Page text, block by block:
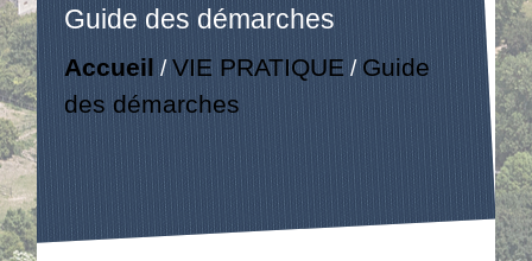
Guide des démarches
Accueil /VIE PRATIQUE / Guide
des démarches